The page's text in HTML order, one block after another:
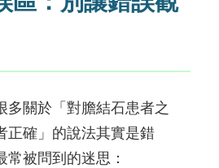
多關於「對膽結石患者之
正確」的說法其實是錯
常被問到的迷思：